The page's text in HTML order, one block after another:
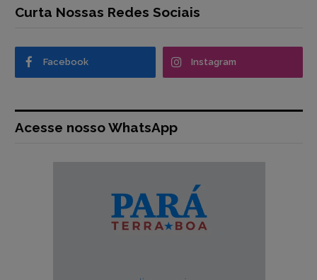
Curta Nossas Redes Sociais
Facebook Instagram
Acesse nosso WhatsApp